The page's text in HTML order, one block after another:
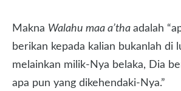
Makna Walahu maa a’tha adalah
berikan kepada kalian bukanlah di
melainkan milik-Nya belaka, Dia
apa pun yang dikehendaki-Nya.”